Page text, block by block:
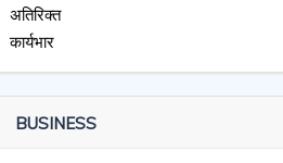
BUSINESS